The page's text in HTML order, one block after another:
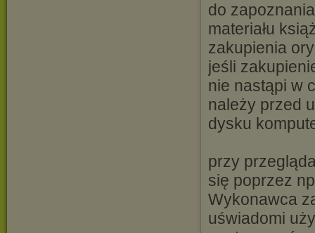
do
materiału
zakupienia
jeśli
nie nastąpi w
należy przed
dysku
przy
się poprzez
Wykonawca
uświadomi